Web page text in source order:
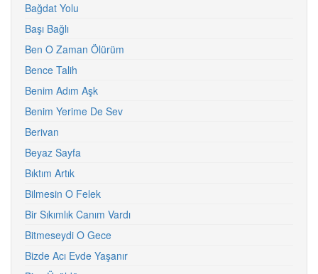
Bağdat Yolu
Başı Bağlı
Ben O Zaman Ölürüm
Bence Talih
Benim Adım Aşk
Benim Yerime De Sev
Berivan
Beyaz Sayfa
Bıktım Artık
Bilmesin O Felek
Bir Sıkımlık Canım Vardı
Bitmeseydi O Gece
Bizde Acı Evde Yaşanır